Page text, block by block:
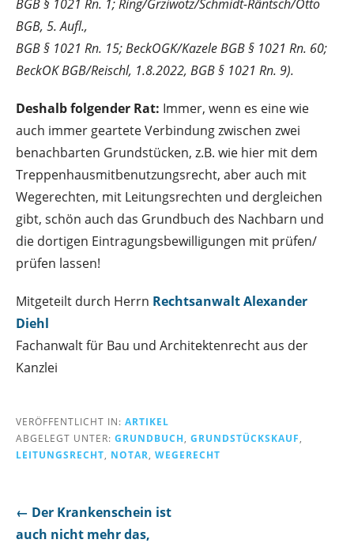
BGB § 1021 Rn. 1; Ring/Grziwotz/Schmidt-Räntsch/Otto
BGB, 5. Aufl.,
BGB § 1021 Rn. 15; BeckOGK/Kazele BGB § 1021 Rn. 60;
BeckOK BGB/Reischl, 1.8.2022, BGB § 1021 Rn. 9).
Deshalb folgender Rat: Immer, wenn es eine wie
auch immer geartete Verbindung zwischen zwei
benachbarten Grundstücken, z.B. wie hier mit dem
Treppenhausmitbenutzungsrecht, aber auch mit
Wegerechten, mit Leitungsrechten und dergleichen
gibt, schön auch das Grundbuch des Nachbarn und
die dortigen Eintragungsbewilligungen mit prüfen/
prüfen lassen!
Mitgeteilt durch Herrn Rechtsanwalt Alexander
Diehl
Fachanwalt für Bau und Architektenrecht aus der
Kanzlei
VERÖFFENTLICHT IN: ARTIKEL
ABGELEGT UNTER: GRUNDBUCH GRUNDSTÜCKSKAUF
LEITUNGSRECHT
NOTAR WEGERECHT
Beitragsnavigation
← Der Krankenschein ist
auch nicht mehr das,